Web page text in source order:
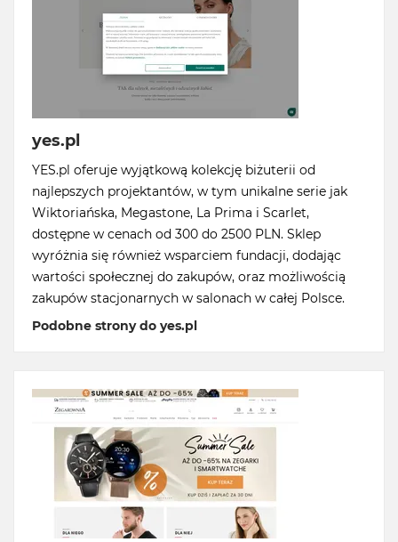
yes.pl
YES.pl oferuje wyjątkową kolekcję biżuterii od
najlepszych projektantów, w tym unikalne serie jak
Wiktoriańska, Megastone, La Prima i Scarlet,
dostępne w cenach od 300 do 2500 PLN. Sklep
wyróżnia się również wsparciem fundacji, dodając
wartości społecznej do zakupów, oraz możliwością
zakupów stacjonarnych w salonach w całej Polsce.
Podobne strony do yes.pl